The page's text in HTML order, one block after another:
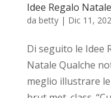
Idee Regalo
da betty| Dic 11,
Di seguito le Idee
Natale Qualche
meglio illustrare